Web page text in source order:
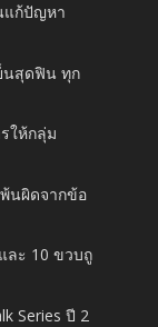
แก้ปัญหา
นสุดฟิน ทุก
ให้กลุ่ม
พ้นผิดจากข้อ
ละ 10 ขวบถู
Series ปี 2